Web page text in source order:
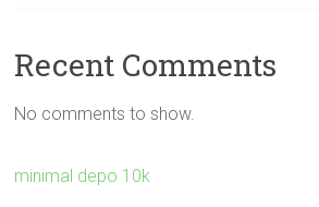
Recent Comments
No comments to show.
minimal depo 10k